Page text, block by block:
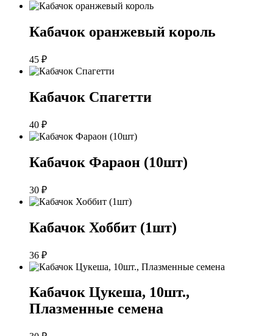
Кабачок оранжевый король
45 ₽
Кабачок Спагетти
40 ₽
Кабачок Фараон (10шт)
30 ₽
Кабачок Хоббит (1шт)
36 ₽
Кабачок Цукеша, 10шт.,
Плазменные семена